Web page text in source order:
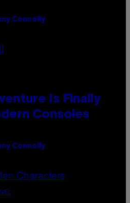
Connolly
Is Finally
Consoles
Connolly